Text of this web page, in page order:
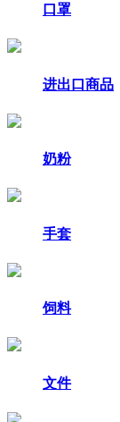
口罩
进出口商品
奶粉
手套
饲料
文件